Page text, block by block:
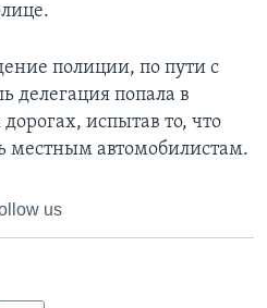
полиции, по пути с
делегация попала в
испытав то, что
местным автомобилистам.
us